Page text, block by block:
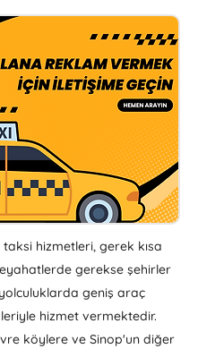
hizmetleri, gerek kısa
gerekse şehirler
geniş araç
hizmet vermektedir.
köylere ve Sinop'un diğer